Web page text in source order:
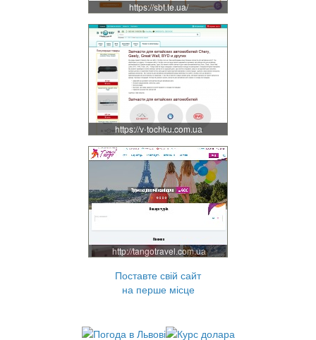
https://sbt.te.ua/
https://v-tochku.com.ua
http://tangotravel.com.ua
Поставте свій сайт
на перше місце